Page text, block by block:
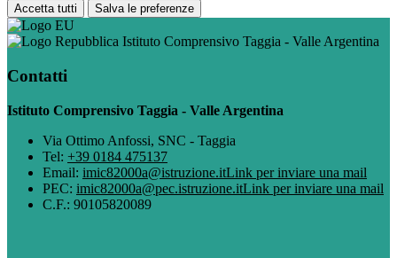
Accetta tutti Salva le preferenze
Istituto Comprensivo Taggia - Valle Argentina
Contatti
Istituto Comprensivo Taggia - Valle Argentina
Via Ottimo Anfossi, SNC - Taggia
Tel: +39 0184 475137
Email: imic82000a@istruzione.itLink per inviare una mail
PEC: imic82000a@pec.istruzione.itLink per inviare una mail
C.F.: 90105820089